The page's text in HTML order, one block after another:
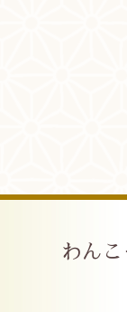
わん